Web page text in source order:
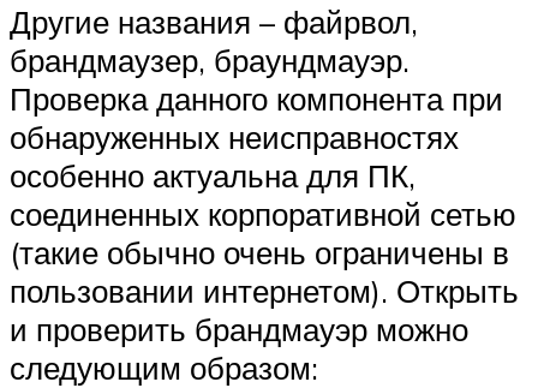
Другие названия – файрвол,
брандмаузер, браундмауэр.
Проверка данного компонента при
обнаруженных неисправностях
особенно актуальна для ПК,
соединенных корпоративной сетью
(такие обычно очень ограничены в
пользовании интернетом). Открыть
и проверить брандмауэр можно
следующим образом: